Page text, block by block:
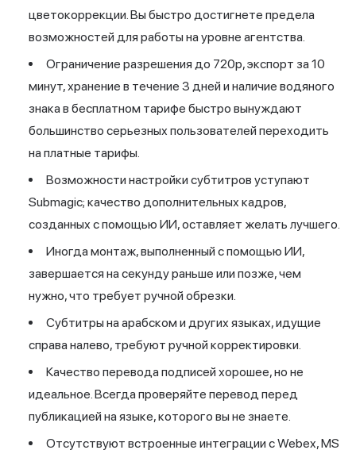
цветокоррекции. Вы быстро достигнете предела
возможностей для работы на уровне агентства.
Ограничение разрешения до 720p, экспорт за 10
минут, хранение в течение 3 дней и наличие водяного
знака в бесплатном тарифе быстро вынуждают
большинство серьезных пользователей переходить
на платные тарифы.
Возможности настройки субтитров уступают
Submagic; качество дополнительных кадров,
созданных с помощью ИИ, оставляет желать лучшего.
Иногда монтаж, выполненный с помощью ИИ,
завершается на секунду раньше или позже, чем
нужно, что требует ручной обрезки.
Субтитры на арабском и других языках, идущие
справа налево, требуют ручной корректировки.
Качество перевода подписей хорошее, но не
идеальное. Всегда проверяйте перевод перед
публикацией на языке, которого вы не знаете.
Отсутствуют встроенные интеграции с Webex, MS